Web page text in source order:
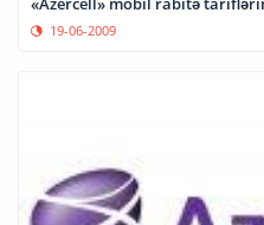
19-06-2009